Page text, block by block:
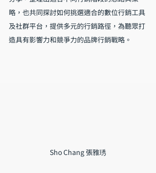
略，也共同探討如何挑選適合的數位行銷工具
及社群平台，提供多元的行銷路徑，為聽眾打
造具有影響力和競爭力的品牌行銷戰略。
Sho Chang 張雅琇